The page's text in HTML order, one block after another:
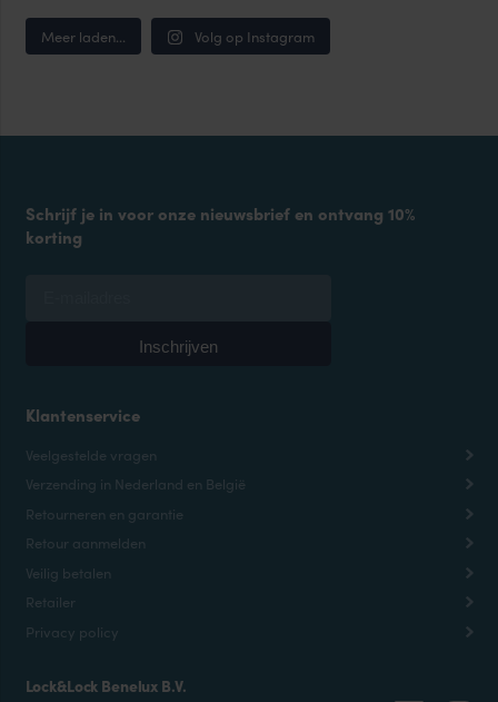
Meer laden... Volg op Instagram
Klantenservice
Veelgestelde vragen
Verzending in Nederland en België
Retourneren en garantie
Retour aanmelden
Veilig betalen
Retailer
Privacy policy
Lock&Lock Benelux B.V.
Schrijf je in voor onze nieuwsbrief en ontvang 10%
korting